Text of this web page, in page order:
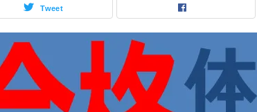
Tweet